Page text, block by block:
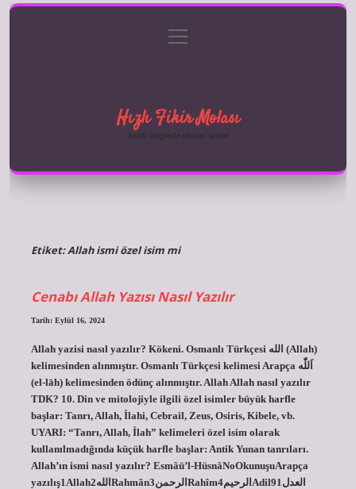
Gizlilik Politikası
menüyü
aç
Hızlı Fikir Molası
Anlık bilgilerle zihnini tazele!
Etiket:Allah ismi özel isim mi
Cenabı Allah Yazısı Nasıl Yazılır
Tarih: Eylül 16, 2024
Allah yazisi nasıl yazılır? Kökeni. Osmanlı Türkçesi الله‎ (Allah)
kelimesinden alınmıştır. Osmanlı Türkçesi kelimesi Arapça اَللّٰه‎
(el-lāh) kelimesinden ödünç alınmıştır. Allah Allah nasıl yazılır
TDK? 10. Din ve mitolojiyle ilgili özel isimler büyük harfle
başlar: Tanrı, Allah, İlahi, Cebrail, Zeus, Osiris, Kibele, vb.
UYARI: “Tanrı, Allah, İlah” kelimeleri özel isim olarak
kullanılmadığında küçük harfle başlar: Antik Yunan tanrıları.
Allah’ın ismi nasıl yazılır? Esmâü’l-HüsnâNoOkunuşuArapça
yazılış1Allahالله2Rahmânالرحمن3Rahîmالرحيم4Adilالعدل91